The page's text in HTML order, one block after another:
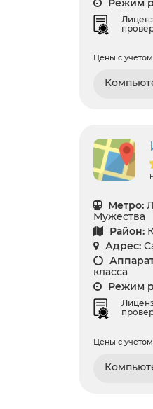
Режим
Цены с
Метро:
Мужества
Район:
Адрес:
класса
Режим
Цены с